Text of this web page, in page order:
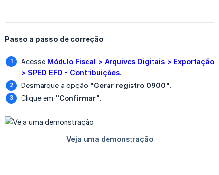
Passo a passo de correção
Acesse Módulo Fiscal > Arquivos Digitais > Exportação
> SPED EFD - Contribuições.
Desmarque a opção "Gerar registro 0900".
Clique em "Confirmar".